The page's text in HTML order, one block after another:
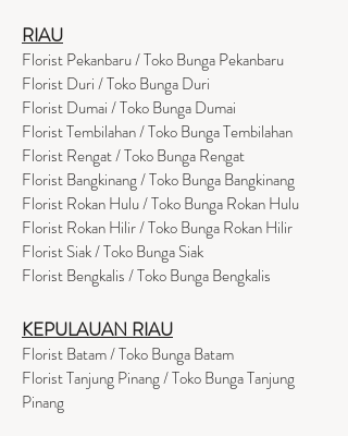
RIAU
Florist Pekanbaru / Toko Bunga Pekanbaru
Florist Duri / Toko Bunga Duri
Florist Dumai / Toko Bunga Dumai
Florist Tembilahan / Toko Bunga Tembilahan
Florist Rengat / Toko Bunga Rengat
Florist Bangkinang / Toko Bunga Bangkinang
Florist Rokan Hulu / Toko Bunga Rokan Hulu
Florist Rokan Hilir / Toko Bunga Rokan Hilir
Florist Siak / Toko Bunga Siak
Florist Bengkalis / Toko Bunga Bengkalis
KEPULAUAN RIAU
Florist Batam / Toko Bunga Batam
Florist Tanjung Pinang / Toko Bunga Tanjung
Pinang